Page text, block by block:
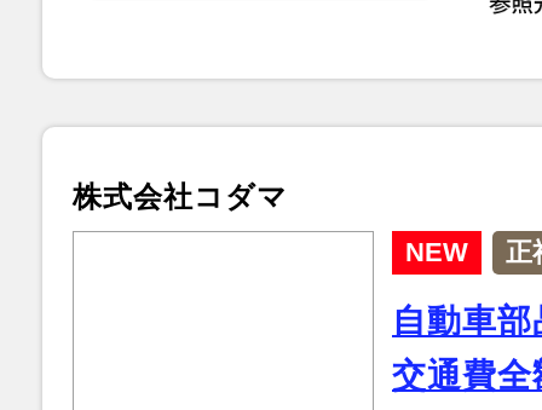
株式会社コダマ
NEW 正
自動車
交通費